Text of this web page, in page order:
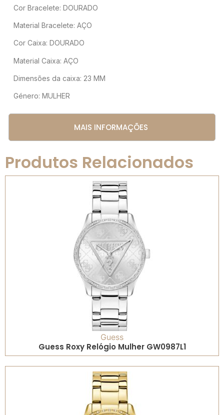
Cor Bracelete: DOURADO
Material Bracelete: AÇO
Cor Caixa: DOURADO
Material Caixa: AÇO
Dimensões da caixa: 23 MM
Género: MULHER
MAIS INFORMAÇÕES
Produtos Relacionados
Guess
Guess Roxy Relógio Mulher GW0987L1